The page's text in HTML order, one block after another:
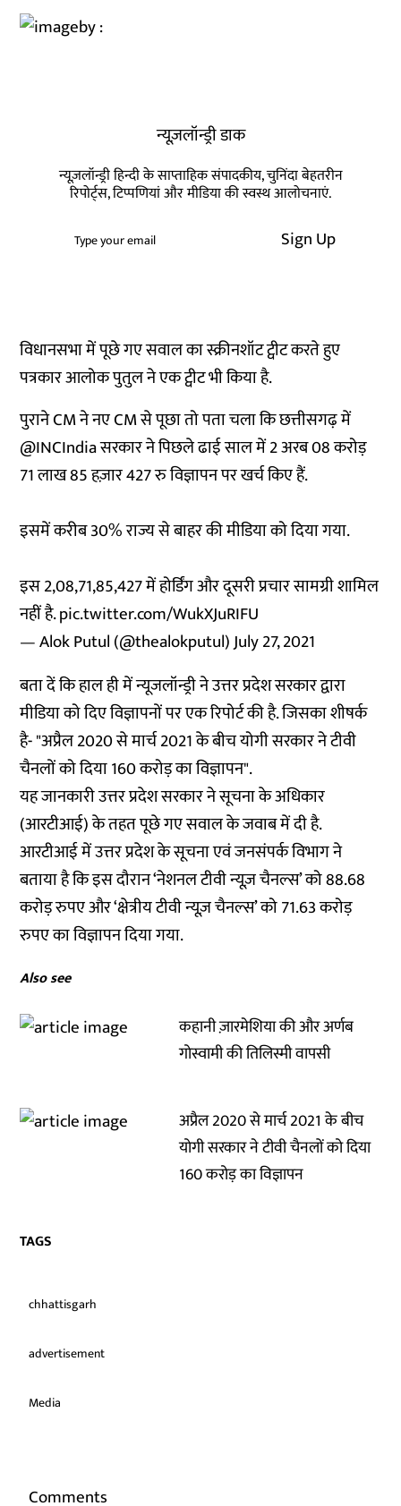
न्यूज़लॉन्ड्री डाक
न्यूज़लॉन्ड्री हिन्दी के साप्ताहिक संपादकीय, चुनिंदा बेहतरीन
रिपोर्ट्स, टिप्पणियां और मीडिया की स्वस्थ आलोचनाएं.
Sign Up
विधानसभा में पूछे गए सवाल का स्क्रीनशॉट ट्वीट करते हुए
पत्रकार आलोक पुतुल ने एक ट्वीट भी किया है.
पुराने CM ने नए CM से पूछा तो पता चला कि छत्तीसगढ़ में
@INCIndiaसरकार ने पिछले ढाई साल में 2 अरब 08 करोड़
71 लाख 85 हज़ार 427 रु विज्ञापन पर खर्च किए हैं.
इसमें करीब 30% राज्य से बाहर की मीडिया को दिया गया.
इस 2,08,71,85,427 में होर्डिंग और दूसरी प्रचार सामग्री शामिल
नहीं है.pic.twitter.com/WukXJuRIFU
— Alok Putul (@thealokputul)July 27, 2021
बता दें कि हाल ही में न्यूजलॉन्ड्री ने उत्तर प्रदेश सरकार द्वारा
मीडिया को दिए विज्ञापनों पर एक रिपोर्ट की है. जिसका शीषर्क
है- "अप्रैल 2020 से मार्च 2021 के बीच योगी सरकार ने टीवी
चैनलों को दिया 160 करोड़ का विज्ञापन".
यह जानकारी उत्तर प्रदेश सरकार ने सूचना के अधिकार
(आरटीआई) के तहत पूछे गए सवाल के जवाब में दी है.
आरटीआई में उत्तर प्रदेश के सूचना एवं जनसंपर्क विभाग ने
बताया है कि इस दौरान ‘नेशनल टीवी न्यूज़ चैनल्स’ को 88.68
करोड़ रुपए और ‘क्षेत्रीय टीवी न्यूज़ चैनल्स’ को 71.63 करोड़
रुपए का विज्ञापन दिया गया.
Also see
कहानी ज़ारमेशिया की और अर्णब
गोस्वामी की तिलिस्मी वापसी
अप्रैल 2020 से मार्च 2021 के बीच
योगी सरकार ने टीवी चैनलों को दिया
160 करोड़ का विज्ञापन
TAGS
chhattisgarh
advertisement
Media
Comments